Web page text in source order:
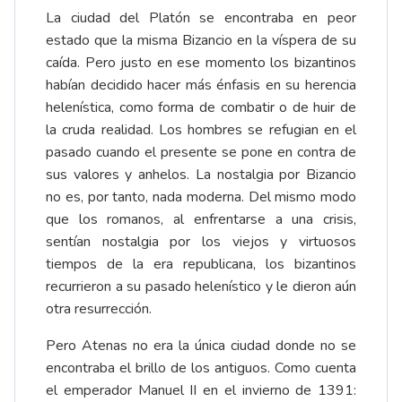
La ciudad del Platón se encontraba en peor
estado que la misma Bizancio en la víspera de su
caída. Pero justo en ese momento los bizantinos
habían decidido hacer más énfasis en su herencia
helenística, como forma de combatir o de huir de
la cruda realidad. Los hombres se refugian en el
pasado cuando el presente se pone en contra de
sus valores y anhelos. La nostalgia por Bizancio
no es, por tanto, nada moderna. Del mismo modo
que los romanos, al enfrentarse a una crisis,
sentían nostalgia por los viejos y virtuosos
tiempos de la era republicana, los bizantinos
recurrieron a su pasado helenístico y le dieron aún
otra resurrección.
Pero Atenas no era la única ciudad donde no se
encontraba el brillo de los antiguos. Como cuenta
el emperador Manuel II en el invierno de 1391: